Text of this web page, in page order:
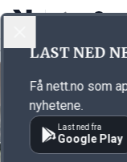
Annonsørinnhold
LAST NED
Få nett.no som
nyhetene.
Last ned fra
Google Play